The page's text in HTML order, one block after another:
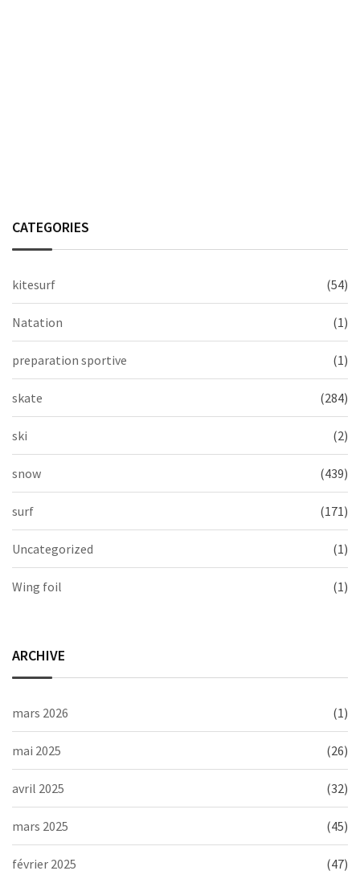
CATEGORIES
kitesurf (54)
Natation (1)
preparation sportive (1)
skate (284)
ski (2)
snow (439)
surf (171)
Uncategorized (1)
Wing foil (1)
ARCHIVE
mars 2026 (1)
mai 2025 (26)
avril 2025 (32)
mars 2025 (45)
février 2025 (47)